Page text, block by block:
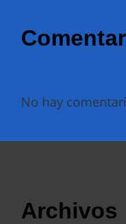
No hay
Archivos